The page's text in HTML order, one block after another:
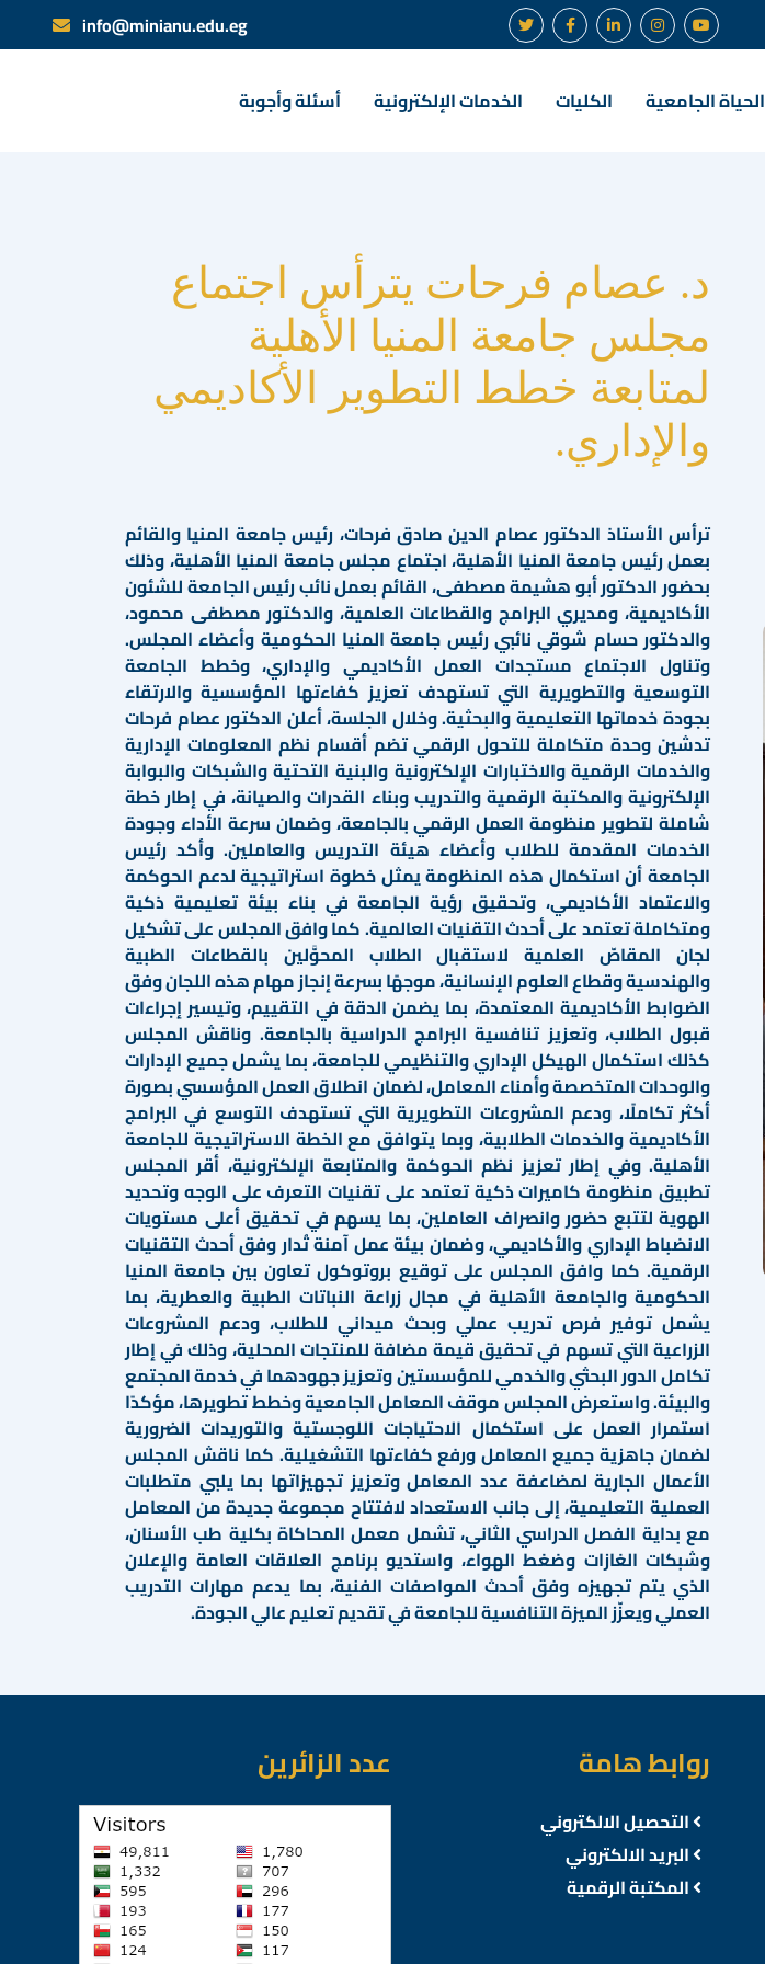
info@minianu.edu.eg
الحياة الجامعية الكليات الخدمات الإلكترونية أسئلة وأجوبة
د. عصام فرحات يترأس اجتماع
مجلس جامعة المنيا الأهلية
لمتابعة خطط التطوير الأكاديمي
والإداري.
ترأس الأستاذ الدكتور عصام الدين صادق فرحات، رئيس جامعة المنيا والقائم
بعمل رئيس جامعة المنيا الأهلية، اجتماع مجلس جامعة المنيا الأهلية، وذلك
بحضور الدكتور أبو هشيمة مصطفى، القائم بعمل نائب رئيس الجامعة للشئون
الأكاديمية، ومديري البرامج والقطاعات العلمية، والدكتور مصطفى محمود،
والدكتور حسام شوقي نائبي رئيس جامعة المنيا الحكومية وأعضاء المجلس.
وتناول الاجتماع مستجدات العمل الأكاديمي والإداري، وخطط الجامعة
التوسعية والتطويرية التي تستهدف تعزيز كفاءتها المؤسسية والارتقاء
بجودة خدماتها التعليمية والبحثية. وخلال الجلسة، أعلن الدكتور عصام فرحات
تدشين وحدة متكاملة للتحول الرقمي تضم أقسام نظم المعلومات الإدارية
والخدمات الرقمية والاختبارات الإلكترونية والبنية التحتية والشبكات والبوابة
الإلكترونية والمكتبة الرقمية والتدريب وبناء القدرات والصيانة، في إطار خطة
شاملة لتطوير منظومة العمل الرقمي بالجامعة، وضمان سرعة الأداء وجودة
الخدمات المقدمة للطلاب وأعضاء هيئة التدريس والعاملين. وأكد رئيس
الجامعة أن استكمال هذه المنظومة يمثل خطوة استراتيجية لدعم الحوكمة
والاعتماد الأكاديمي، وتحقيق رؤية الجامعة في بناء بيئة تعليمية ذكية
ومتكاملة تعتمد على أحدث التقنيات العالمية. كما وافق المجلس على تشكيل
لجان المقاصّ العلمية لاستقبال الطلاب المحوَّلين بالقطاعات الطبية
والهندسية وقطاع العلوم الإنسانية، موجهًا بسرعة إنجاز مهام هذه اللجان وفق
الضوابط الأكاديمية المعتمدة، بما يضمن الدقة في التقييم، وتيسير إجراءات
قبول الطلاب، وتعزيز تنافسية البرامج الدراسية بالجامعة. وناقش المجلس
كذلك استكمال الهيكل الإداري والتنظيمي للجامعة، بما يشمل جميع الإدارات
والوحدات المتخصصة وأمناء المعامل، لضمان انطلاق العمل المؤسسي بصورة
أكثر تكاملًا، ودعم المشروعات التطويرية التي تستهدف التوسع في البرامج
الأكاديمية والخدمات الطلابية، وبما يتوافق مع الخطة الاستراتيجية للجامعة
الأهلية. وفي إطار تعزيز نظم الحوكمة والمتابعة الإلكترونية، أقر المجلس
تطبيق منظومة كاميرات ذكية تعتمد على تقنيات التعرف على الوجه وتحديد
الهوية لتتبع حضور وانصراف العاملين، بما يسهم في تحقيق أعلى مستويات
الانضباط الإداري والأكاديمي، وضمان بيئة عمل آمنة تُدار وفق أحدث التقنيات
الرقمية. كما وافق المجلس على توقيع بروتوكول تعاون بين جامعة المنيا
الحكومية والجامعة الأهلية في مجال زراعة النباتات الطبية والعطرية، بما
يشمل توفير فرص تدريب عملي وبحث ميداني للطلاب، ودعم المشروعات
الزراعية التي تسهم في تحقيق قيمة مضافة للمنتجات المحلية، وذلك في إطار
تكامل الدور البحثي والخدمي للمؤسستين وتعزيز جهودهما في خدمة المجتمع
والبيئة. واستعرض المجلس موقف المعامل الجامعية وخطط تطويرها، مؤكدًا
استمرار العمل على استكمال الاحتياجات اللوجستية والتوريدات الضرورية
لضمان جاهزية جميع المعامل ورفع كفاءتها التشغيلية. كما ناقش المجلس
الأعمال الجارية لمضاعفة عدد المعامل وتعزيز تجهيزاتها بما يلبي متطلبات
العملية التعليمية، إلى جانب الاستعداد لافتتاح مجموعة جديدة من المعامل
مع بداية الفصل الدراسي الثاني، تشمل معمل المحاكاة بكلية طب الأسنان،
وشبكات الغازات وضغط الهواء، واستديو برنامج العلاقات العامة والإعلان
الذي يتم تجهيزه وفق أحدث المواصفات الفنية، بما يدعم مهارات التدريب
العملي ويعزّز الميزة التنافسية للجامعة في تقديم تعليم عالي الجودة.
روابط هامة
التحصيل الالكتروني
البريد الالكتروني
المكتبة الرقمية
عدد الزائرين